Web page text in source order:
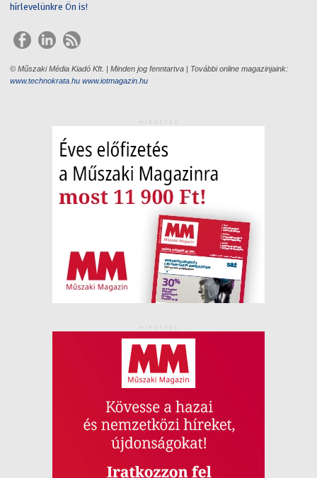
hírlevelünkre Ön is!
© Műszaki Média Kiadó Kft. | Minden jog fenntartva | További online magazinjaink:
www.technokrata.hu www.iotmagazin.hu
HIRDETÉS
HIRDETÉS